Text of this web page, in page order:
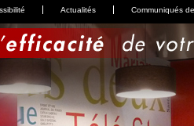
Actualités Communiqués